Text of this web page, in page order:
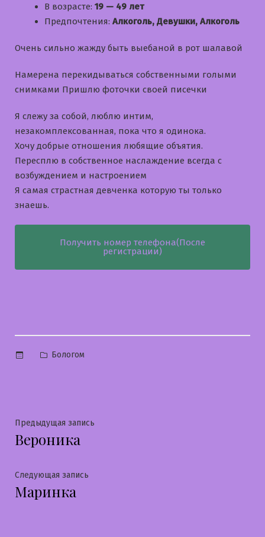
В возрасте: 19 — 49 лет
Предпочтения: Алкоголь, Девушки, Алкоголь
Очень сильно жажду быть выебаной в рот шалавой
Намерена перекидываться собственными голыми
снимками Пришлю фоточки своей писечки
Я слежу за собой, люблю интим,
незакомплексованная, пока что я одинока.
Хочу добрые отношения любящие объятия.
Пересплю в собственное наслаждение всегда с
возбуждением и настроением
Я самая страстная девченка которую ты только
знаешь.
Получить номер телефона(После
регистрации)
Опубликовано
Бологом
Навигация
по
записям
Предыдущая запись
Вероника
Следующая запись
Маринка